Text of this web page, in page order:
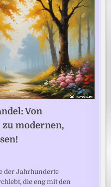
Von
modernen,
der Jahrhunderte
die eng mit den